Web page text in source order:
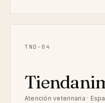
TND-04
Atención veterinaria ·